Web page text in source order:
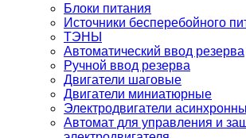
Блоки питания
Источники бесперебойного
ТЭНЫ
Автоматический ввод резерва
Ручной ввод резерва
Двигатели шаговые
Двигатели миниатюрные
Электродвигатели
Автомат для управления и